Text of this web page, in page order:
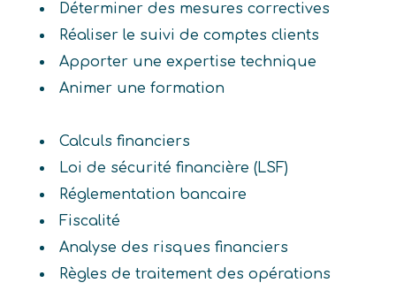
Déterminer des mesures correctives
Réaliser le suivi de comptes clients
Apporter une expertise technique
Animer une formation
Calculs financiers
Loi de sécurité financière (LSF)
Réglementation bancaire
Fiscalité
Analyse des risques financiers
Règles de traitement des opérations